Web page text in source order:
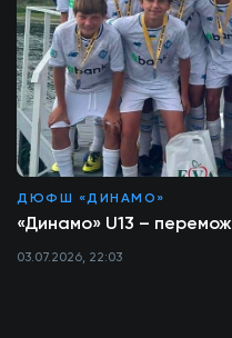
ДЮФШ «ДИНАМО»
«Динамо» U13 –
03.07.2026, 22:03